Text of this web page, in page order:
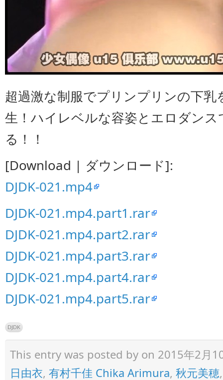
超過激な制服でプリンプリンの下
生！ハイレベルな容姿とエロダン
る！！
[Download | ダウンロード]:
DJDK-021.mp4
DJDK-021.mp4.part1.rar
DJDK-021.mp4.part2.rar
DJDK-021.mp4.part3.rar
DJDK-021.mp4.part4.rar
DJDK-021.mp4.part5.rar
DJDK
This entry was posted by on 2015年2月
日由衣, 有村千佳 Chika Arimura, 秋元美穂